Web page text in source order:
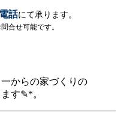
話にて承ります。
合せ可能です。
からの家づくりの
す✎*。